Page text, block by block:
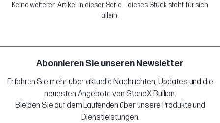
Keine weiteren Artikel in dieser Serie – dieses Stück steht für sich
allein!
Abonnieren Sie unseren Newsletter
Erfahren Sie mehr über aktuelle Nachrichten, Updates und die
neuesten Angebote von StoneX Bullion.
Bleiben Sie auf dem Laufenden über unsere Produkte und
Dienstleistungen.